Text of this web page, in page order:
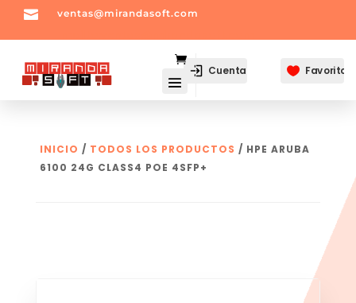
 ventas@mirandasoft.com
Cuenta  Favoritos
INICIO / TODOS LOS PRODUCTOS / HPE ARUBA
6100 24G CLASS4 POE 4SFP+